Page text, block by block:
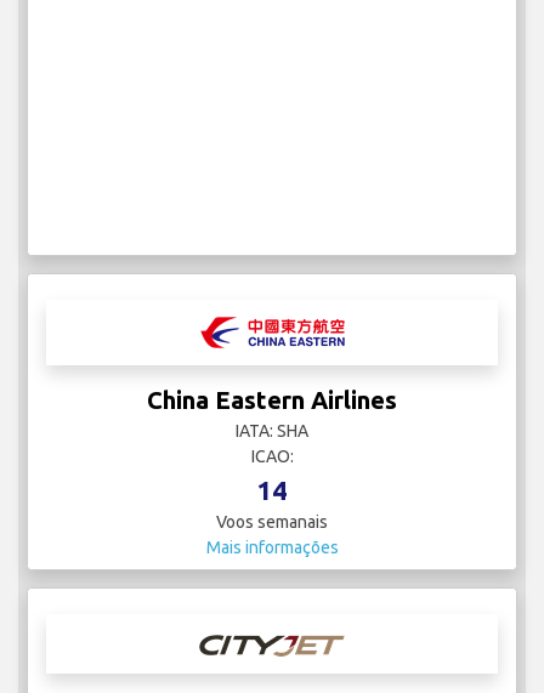
China Eastern Airlines
IATA: SHA
ICAO:
14
Voos semanais
Mais informações